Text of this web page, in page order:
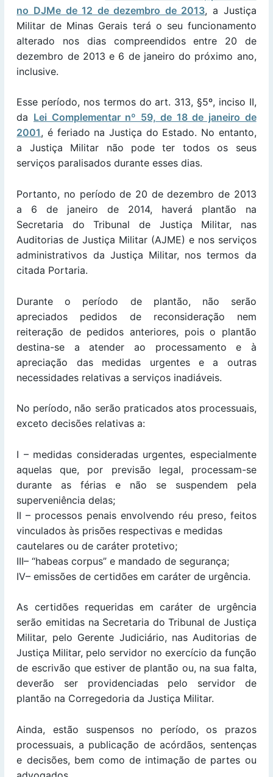
no DJMe de 12 de dezembro de 2013, a Justiça
Militar de Minas Gerais terá o seu funcionamento
alterado nos dias compreendidos entre 20 de
dezembro de 2013 e 6 de janeiro do próximo ano,
inclusive.
Esse período, nos termos do art. 313, §5º, inciso II,
da Lei Complementar nº 59, de 18 de janeiro de
2001, é feriado na Justiça do Estado. No entanto,
a Justiça Militar não pode ter todos os seus
serviços paralisados durante esses dias.
Portanto, no período de 20 de dezembro de 2013
a 6 de janeiro de 2014, haverá plantão na
Secretaria do Tribunal de Justiça Militar, nas
Auditorias de Justiça Militar (AJME) e nos serviços
administrativos da Justiça Militar, nos termos da
citada Portaria.
Durante o período de plantão, não serão
apreciados pedidos de reconsideração nem
reiteração de pedidos anteriores, pois o plantão
destina-se a atender ao processamento e à
apreciação das medidas urgentes e a outras
necessidades relativas a serviços inadiáveis.
No período, não serão praticados atos processuais,
exceto decisões relativas a:
I – medidas consideradas urgentes, especialmente
aquelas que, por previsão legal, processam-se
durante as férias e não se suspendem pela
superveniência delas;
II – processos penais envolvendo réu preso, feitos
vinculados às prisões respectivas e medidas
cautelares ou de caráter protetivo;
III– “habeas corpus” e mandado de segurança;
IV– emissões de certidões em caráter de urgência.
As certidões requeridas em caráter de urgência
serão emitidas na Secretaria do Tribunal de Justiça
Militar, pelo Gerente Judiciário, nas Auditorias de
Justiça Militar, pelo servidor no exercício da função
de escrivão que estiver de plantão ou, na sua falta,
deverão ser providenciadas pelo servidor de
plantão na Corregedoria da Justiça Militar.
Ainda, estão suspensos no período, os prazos
processuais, a publicação de acórdãos, sentenças
e decisões, bem como de intimação de partes ou